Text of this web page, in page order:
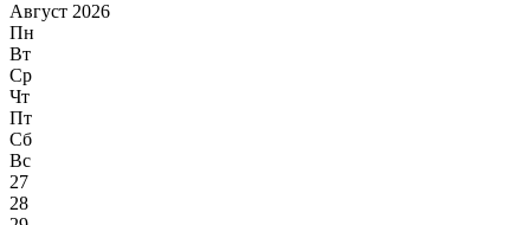
Август 2026
Пн
Вт
Ср
Чт
Пт
Сб
Вс
27
28